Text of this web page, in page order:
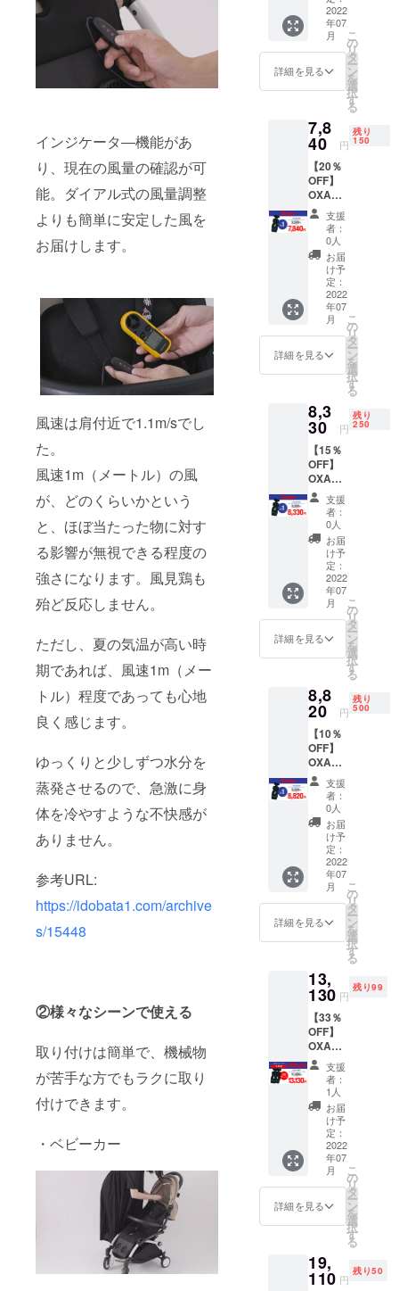
インジケータ―機能があ
り、現在の風量の確認が可
能。ダイアル式の風量調整
よりも簡単に安定した風を
お届けします。
風速は肩付近で1.1m/sでし
た。
風速1m（メートル）の風
が、どのくらいかという
と、ほぼ当たった物に対す
る影響が無視できる程度の
強さになります。風見鶏も
殆ど反応しません。
ただし、夏の気温が高い時
期であれば、風速1m（メー
トル）程度であっても心地
良く感じます。
ゆっくりと少しずつ水分を
蒸発させるので、急激に身
体を冷やすような不快感が
ありません。
参考URL:
https://idobata1.com/archive
s/15448
②様々なシーンで使える
取り付けは簡単で、機械物
が苦手な方でもラクに取り
付けできます。
・ベビーカー
（税・
送料
込）
2022
年07
月
詳細を見る
こ
の
リ
タ
ー
ン
を
選
択
す
る
7,8
40 円
残り
150
【20％
OFF】
OXA
BABY
クー
ラー
ファン
シート×
（税・
送料
込）
支援
者：
0人
お届
け予
定：
2022
年07
月
詳細を見る
こ
の
リ
タ
ー
ン
を
選
択
す
る
8,3
30 円
残り
250
【15％
OFF】
OXA
BABY
クー
ラー
ファン
シート×
（税・
送料
込）
支援
者：
0人
お届
け予
定：
2022
年07
月
詳細を見る
こ
の
リ
タ
ー
ン
を
選
択
す
る
8,8
20 円
残り
500
【10％
OFF】
OXA
BABY
クー
ラー
ファン
シート×
（税・
送料
込）
支援
者：
0人
お届
け予
定：
2022
年07
月
詳細を見る
こ
の
リ
タ
ー
ン
を
選
択
す
る
13,
130 円
残り99
【33％
OFF】
OXA
BABY
クー
ラー
ファン
シート×
（税・
送料
込）
支援
者：
1人
お届
け予
定：
2022
年07
月
詳細を見る
こ
の
リ
タ
ー
ン
を
選
択
す
る
19,
110 円
残り50